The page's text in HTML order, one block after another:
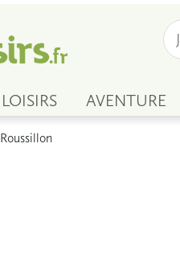
LOISIRS AVENTURE
Roussillon